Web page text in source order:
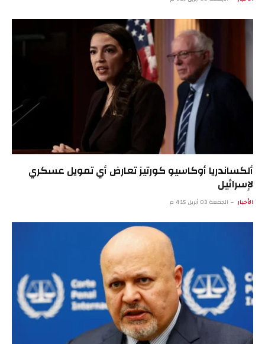
ألكساندريا أوكاسيو كورتيز تعارض أي تمويل عسكري
لإسرائيل
الأخبار الجمعة 03 أبريل 4:15 م